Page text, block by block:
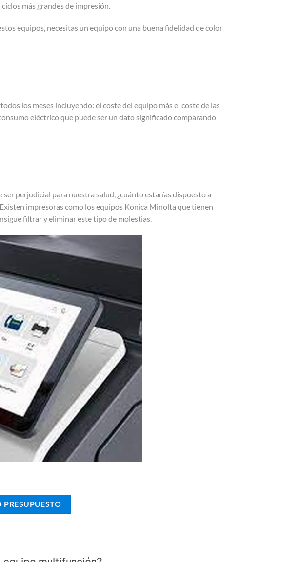
más grandes de impresión.
equipos, necesitas un equipo con una buena fidelidad de color
los meses incluyendo: el coste del equipo más el coste de las
eléctrico que puede ser un dato significado comparando
perjudicial para nuestra salud, ¿cuánto estarías dispuesto a
impresoras como los equipos Konica Minolta que tienen
filtrar y eliminar este tipo de molestias.